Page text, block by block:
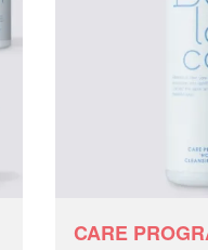
CARE